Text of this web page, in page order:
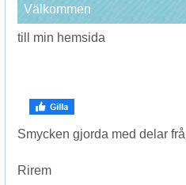
Välkommen
till min hemsida
Smycken gjorda med delar
Rirem